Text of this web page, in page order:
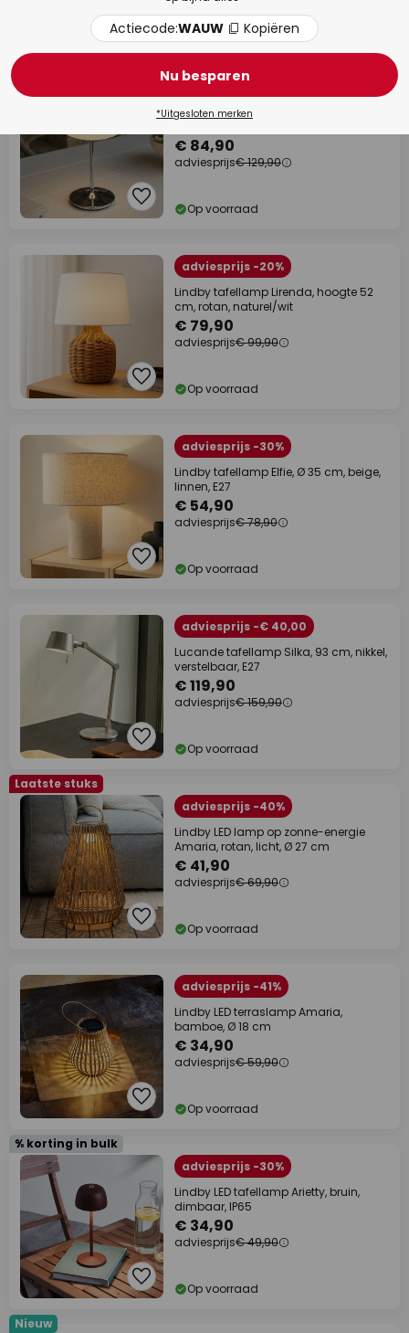
Op voorraad
Nieuw
adviesprijs -€ 45,00
Lucande LED-zaklamp op accu
€ 84,90
adviesprijs€ 129,90
Op voorraad
adviesprijs -20%
Lindby tafellamp Lirenda, hoogte 52
cm, rotan, naturel/wit
€ 79,90
adviesprijs€ 99,90
Op voorraad
adviesprijs -30%
Lindby tafellamp Elfie, Ø 35 cm, beige,
linnen, E27
€ 54,90
adviesprijs€ 78,90
Op voorraad
adviesprijs -€ 40,00
Lucande tafellamp Silka, 93 cm, nikkel,
verstelbaar, E27
€ 119,90
adviesprijs€ 159,90
Op voorraad
Laatste stuks
adviesprijs -40%
Lindby LED lamp op zonne-energie
Amaria, rotan, licht, Ø 27 cm
€ 41,90
adviesprijs€ 69,90
Op voorraad
adviesprijs -41%
Lindby LED terraslamp Amaria,
bamboe, Ø 18 cm
€ 34,90
adviesprijs€ 59,90
Op voorraad
% korting in bulk
adviesprijs -30%
Lindby LED tafellamp Arietty, bruin,
dimbaar, IP65
€ 34,90
adviesprijs€ 49,90
Op voorraad
Nieuw
Actiecode:WAUW Kopiëren
Nu besparen
*Uitgesloten merken